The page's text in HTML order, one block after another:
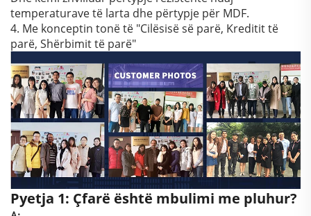
temperaturave të larta dhe përtypje për MDF.
4. Me konceptin tonë të "Cilësisë së parë, Kreditit të
parë, Shërbimit të parë"
Pyetja 1: Çfarë është mbulimi me pluhur?